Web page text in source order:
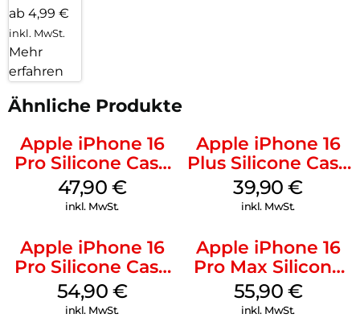
ab 4,99 €
inkl. MwSt.
Mehr
erfahren
Ähnliche Produkte
Apple iPhone 16
Pro Silicone Case
MagSafe Denim
47,90 €
inkl. MwSt.
Apple iPhone 16
Plus Silicone Case
MagSafe Plum
39,90€
inkl. MwSt.
Apple iPhone 16
Pro Silicone Case
MagSafe Black
54,90 €
inkl. MwSt.
Apple iPhone 16
Pro Max Silicone
Case MagSafe
Stone Gray
55,90 €
inkl. MwSt.